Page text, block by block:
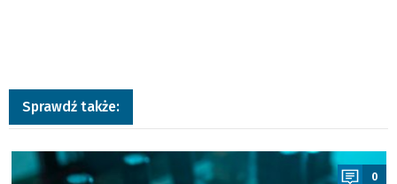
Sprawdź także:
a
0